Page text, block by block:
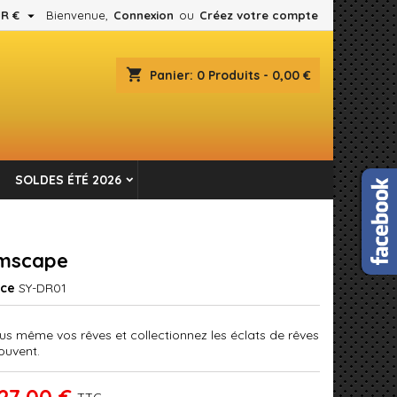
Bienvenue, Connexion ou Créez votre compte
€ 
shopping_cart Panier: 0 Produits - 0,00 €
SOLDES ÉTÉ 2026
SY-DR01
même vos rêves et collectionnez les éclats de rêves